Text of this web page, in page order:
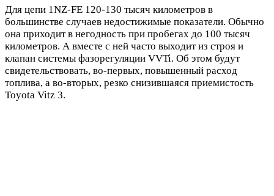
Для цепи 1NZ-FE 120-130 тысяч километров в
большинстве случаев недостижимые показатели. Обычно
она приходит в негодность при пробегах до 100 тысяч
километров. А вместе с ней часто выходит из строя и
клапан системы фазорегуляции VVTi. Об этом будут
свидетельствовать, во-первых, повышенный расход
топлива, а во-вторых, резко снизившаяся приемистость
Toyota Vitz 3.